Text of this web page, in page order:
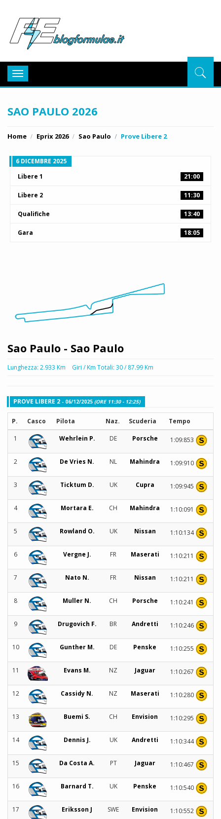
Toggle
navigation
SAO PAULO 2026
Home Eprix 2026 Sao Paulo Prove Libere 2
6 DICEMBRE 2025
Libere 1
21:00
Libere 2 11:30
Qualifiche 13:40
Gara 18:05
Sao Paulo - Sao Paulo
Lunghezza: 2.933 Km Giri / Km Totali: 30 / 87.99 Km
PROVE LIBERE 2 - 06/12/2025 (ORE 11:30 - 12:25)
P. Casco Pilota Naz. Scuderia Tempo
1 Wehrlein P. DE Porsche 1:09:853
2 De Vries N. NL Mahindra 1:09:910
3 Ticktum D. UK Cupra 1:09:945
4 Mortara E. CH Mahindra 1:10:091
5 Rowland O. UK Nissan 1:10:134
6 Vergne J. FR Maserati 1:10:211
7 Nato N. FR Nissan 1:10:211
8 Muller N. CH Porsche 1:10:241
9 Drugovich F. BR Andretti 1:10:246
10 Gunther M. DE Penske 1:10:255
11 Evans M. NZ Jaguar 1:10:267
12 Cassidy N. NZ Maserati 1:10:280
13 Buemi S. CH Envision 1:10:295
14 Dennis J. UK Andretti 1:10:344
15 Da Costa A. PT Jaguar 1:10:467
16 Barnard T. UK Penske 1:10:540
17 Eriksson J SWE Envision 1:10:552